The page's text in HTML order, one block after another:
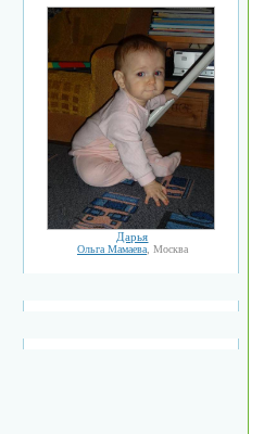
Дарья
Ольга Мамаева, Москва